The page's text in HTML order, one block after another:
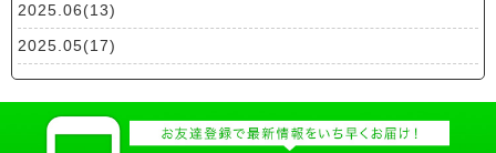
2025.06(13)
2025.05(17)
2025.04(19)
2025.03(10)